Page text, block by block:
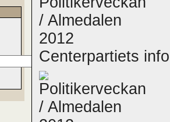
Centerpartiets